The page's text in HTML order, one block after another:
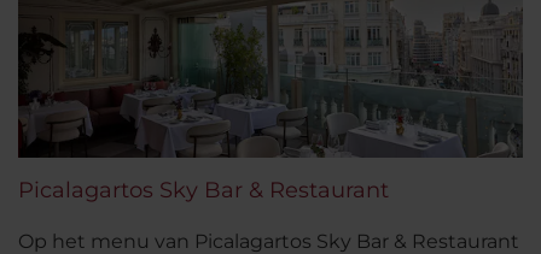
Picalagartos Sky Bar & Restaurant
Op het menu van Picalagartos Sky Bar & Restaurant